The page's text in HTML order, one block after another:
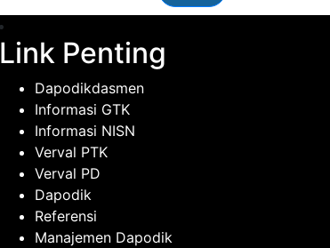
Link Penting
Dapodikdasmen
Informasi GTK
Informasi NISN
Verval PTK
Verval PD
Dapodik
Referensi
Manajemen Dapodik